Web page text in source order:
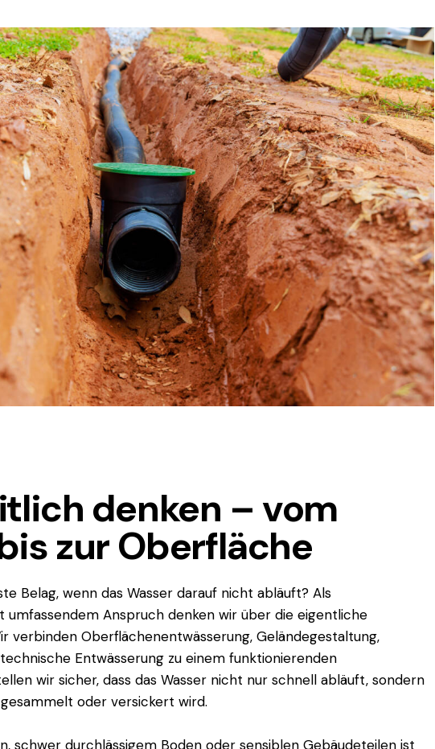
denken – vom
zur Oberfläche
Belag, wenn das Wasser darauf nicht abläuft? Als
umfassendem Anspruch denken wir über die eigentliche
verbinden Oberflächenentwässerung, Geländegestaltung,
Entwässerung zu einem funktionierenden
wir sicher, dass das Wasser nicht nur schnell abläuft, sondern
oder versickert wird.
schwer durchlässigem Boden oder sensiblen Gebäudeteilen ist